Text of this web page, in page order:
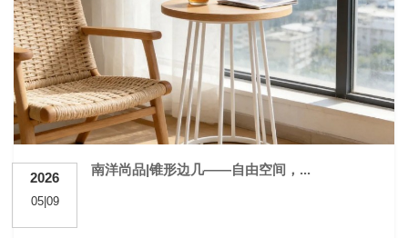
2026
05|09
南洋尚品|锥形边几——自由空间，...